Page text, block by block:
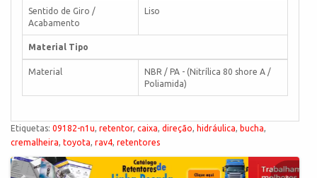
Sentido de Giro /
Acabamento
Liso
Material Tipo
Material
NBR / PA - (Nitrílica 80 shore A /
Poliamida)
Etiquetas: 09182-n1u, retentor, caixa, direção, hidráulica, bucha,
cremalheira, toyota, rav4, retentores